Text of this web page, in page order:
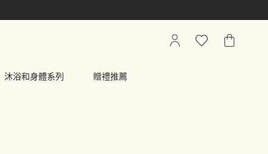
沐浴和身體系列 贈禮推薦
我
心
我